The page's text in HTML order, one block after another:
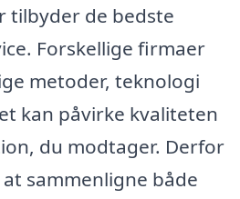
tilbyder de bedste
Forskellige firmaer
metoder, teknologi
kan påvirke kvaliteten
du modtager. Derfor
sammenligne både